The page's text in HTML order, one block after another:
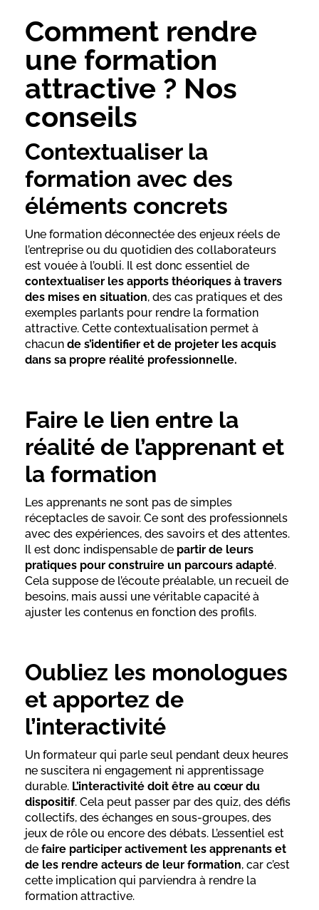
Comment rendre
une formation
attractive ? Nos
conseils
Contextualiser la
formation avec des
éléments concrets
Une formation déconnectée des enjeux réels de
l’entreprise ou du quotidien des collaborateurs
est vouée à l’oubli. Il est donc essentiel de
contextualiser les apports théoriques à travers
des mises en situation, des cas pratiques et des
exemples parlants pour rendre la formation
attractive. Cette contextualisation permet à
chacun de s’identifier et de projeter les acquis
dans sa propre réalité professionnelle.
Faire le lien entre la
réalité de l’apprenant et
la formation
Les apprenants ne sont pas de simples
réceptacles de savoir. Ce sont des professionnels
avec des expériences, des savoirs et des attentes.
Il est donc indispensable de partir de leurs
pratiques pour construire un parcours adapté.
Cela suppose de l’écoute préalable, un recueil de
besoins, mais aussi une véritable capacité à
ajuster les contenus en fonction des profils.
Oubliez les monologues
et apportez de
l’interactivité
Un formateur qui parle seul pendant deux heures
ne suscitera ni engagement ni apprentissage
durable. L’interactivité doit être au cœur du
dispositif. Cela peut passer par des quiz, des défis
collectifs, des échanges en sous-groupes, des
jeux de rôle ou encore des débats. L’essentiel est
de faire participer activement les apprenants et
de les rendre acteurs de leur formation, car c’est
cette implication qui parviendra à rendre la
formation attractive.